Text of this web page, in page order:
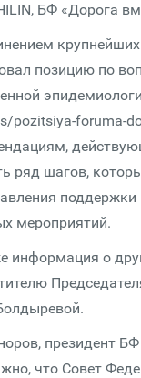
БФ «Дорога
позицию по
foruma-
ряд шагов,
мероприятий.
информация о
президент
что Совет